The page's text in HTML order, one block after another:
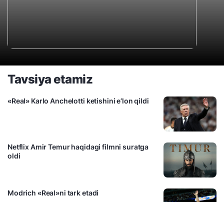
Tavsiya etamiz
«Real» Karlo Anchelotti ketishini e’lon qildi
Netflix Amir Temur haqidagi filmni suratga
oldi
Modrich «Real»ni tark etadi